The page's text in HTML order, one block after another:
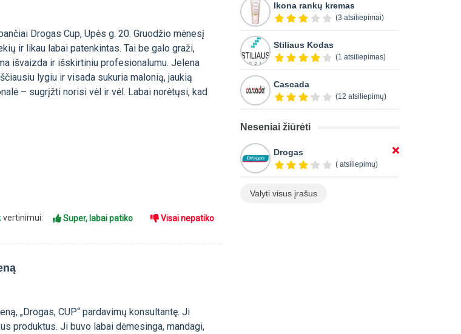
Drogas Cup, Upės g. 20. Gruodžio mėnesį
ir likau labai patenkintas. Tai be galo graži,
išvaizda ir išskirtiniu profesionalumu. Jelena
lygiu ir visada sukuria malonią, jaukią
– sugrįžti norisi vėl ir vėl. Labai norėtųsi, kad
vertinimui: Super, labai patiko Visai nepatiko
„Drogas, CUP“ pardavimų konsultantę. Ji
produktus. Ji buvo labai dėmesinga, mandagi,
Ikona rankų kremas
(3 atsiliepimai)
Stiliaus Kodas
(1 atsiliepimas)
Cascada
(12 atsiliepimų)
Neseniai žiūrėti
Drogas
( atsiliepimų)
Valyti visus įrašus